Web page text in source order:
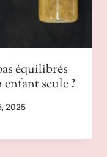
équilibrés
seule ?
2025